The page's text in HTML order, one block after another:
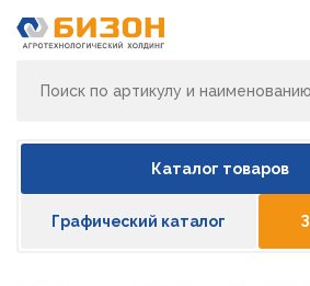
Каталог товаров
Графический каталог